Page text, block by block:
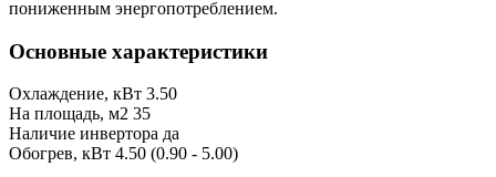
пониженным энергопотреблением.
Основные характеристики
Охлаждение, кВт 3.50
На площадь, м2 35
Наличие инвертора да
Обогрев, кВт 4.50 (0.90 - 5.00)